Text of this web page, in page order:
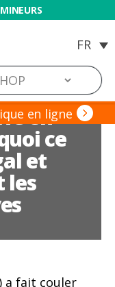
en ligne
en
ce
et
les
a fait couler